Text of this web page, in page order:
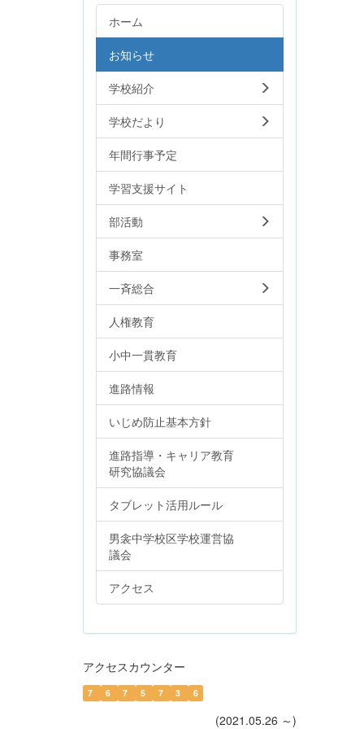
ホーム
お知らせ
学校紹介
学校だより
年間行事予定
学習支援サイト
部活動
事務室
一斉総合
人権教育
小中一貫教育
進路情報
いじめ防止基本方針
進路指導・キャリア教育
研究協議会
タブレット活用ルール
男衾中学校区学校運営協
議会
アクセス
アクセスカウンター
7 6 7 5 7 3 6
(2021.05.26 ～)